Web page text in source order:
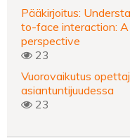
Pääkirjoitus:
to-face interaction:
perspective
23
Vuorovaikutus
asiantuntijuudessa
23